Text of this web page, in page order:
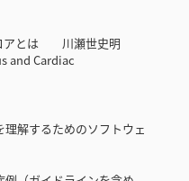
アとは 川瀬世史明
and Cardiac
するためのソフトウェ